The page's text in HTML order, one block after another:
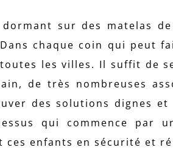
sur des matelas
chaque coin qui peut
les villes. Il suffit de
de très nombreuses
des solutions dignes et
qui commence par
ces enfants en sécurité et